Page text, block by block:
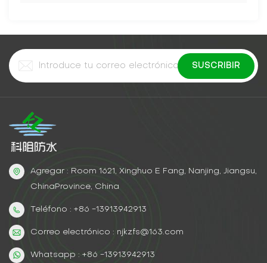
Agregar : Room 1621, Xinghuo E Fang, Nanjing, Jiangsu,
ChinaProvince, China
Teléfono : +86 -13913942913
Correo electrónico : njkzfs@163.com
Whatsapp : +86 -13913942913